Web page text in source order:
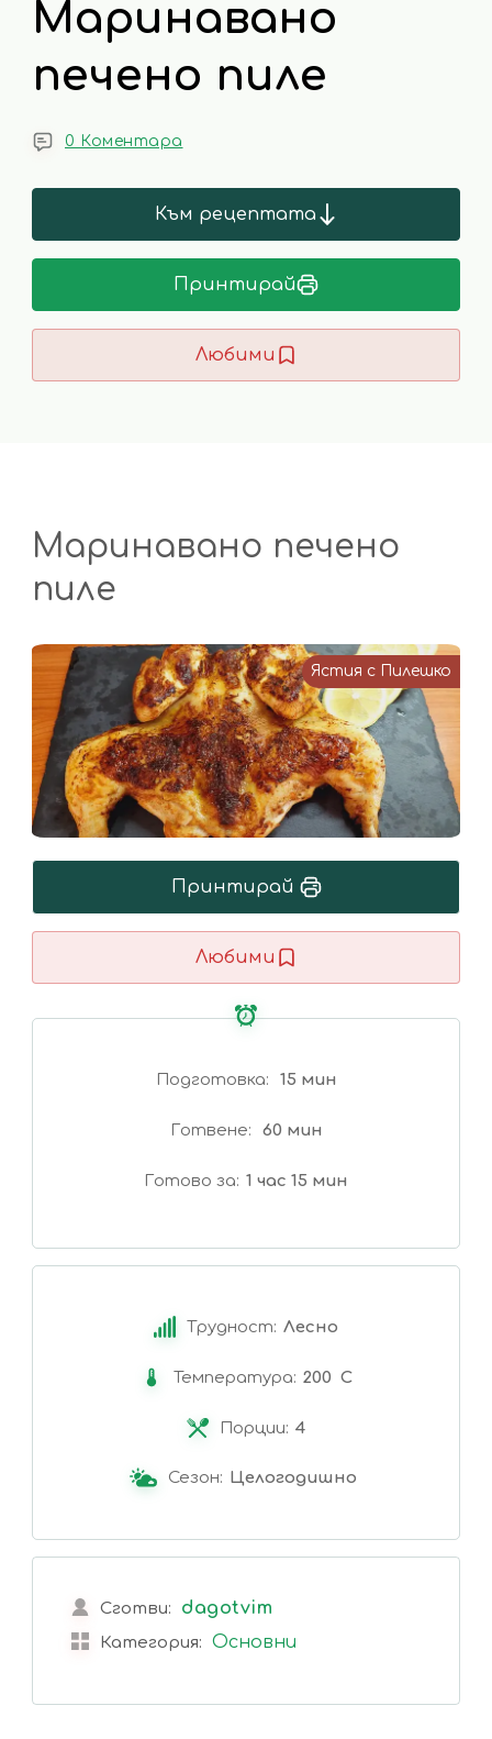
Маринавано
печено пиле
0 Коментара
Към рецептата
Принтирай
Любими
Маринавано печено
пиле
Ястия с Пилешко
Принтирай
Любими
Подготовка 15 мин
Готвене 60 мин
Готово за 1 час 15 мин
Трудност: Лесно
Температура: 200 C
Порции: 4
Сезон: Целогодишно
Сготви: dagotvim
Категория: Основни